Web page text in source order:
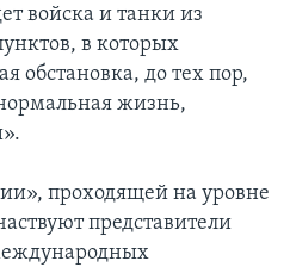
войска и танки из
в которых
обстановка, до тех пор,
жизнь,
проходящей на уровне
представители